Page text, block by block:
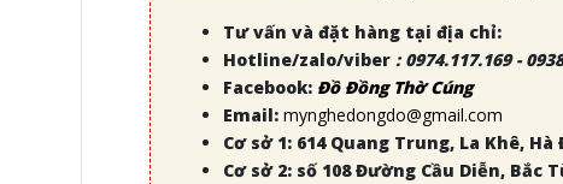
Tư vấn và đặt hàng tại địa chỉ:
Hotline/zalo/viber : 0974.117.169 -
Facebook: Đồ Đồng Thờ Cúng
Email: mynghedongdo@gmail.com
Cơ sở 1: 614 Quang Trung, La Khê,
Cơ sở 2: số 108 Đường Cầu Diễn,